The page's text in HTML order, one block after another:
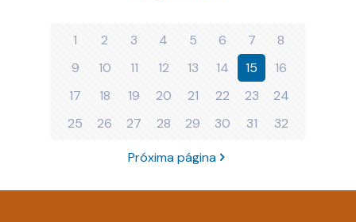
1 2 3 4 5 6 7
8
9
10 11 12 13 14 15
16
17
18 19 20 21 22 23
24
25
26 27 28 29 30 31 32
Próxima página